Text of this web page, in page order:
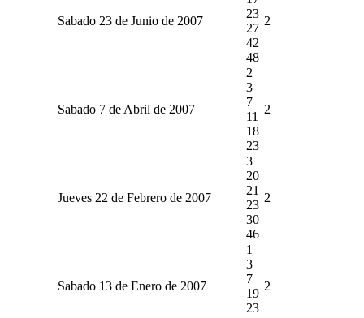
Sabado 23 de Junio de 2007
23
27
42
48
2
Sabado 7 de Abril de 2007
2
3
7
11
18
23
2
Jueves 22 de Febrero de 2007
3
20
21
23
30
46
2
Sabado 13 de Enero de 2007
1
3
7
19
23
2